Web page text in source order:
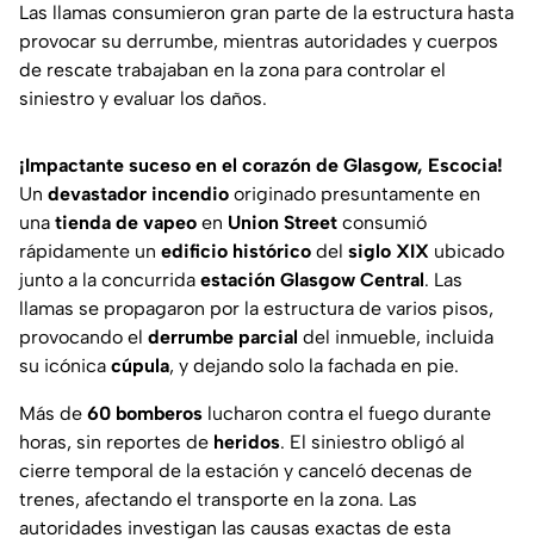
Las llamas consumieron gran parte de la estructura hasta
provocar su derrumbe, mientras autoridades y cuerpos
de rescate trabajaban en la zona para controlar el
siniestro y evaluar los daños.
¡Impactante suceso en el corazón de Glasgow, Escocia!
Un devastador incendio originado presuntamente en
una tienda de vapeo en Union Street consumió
rápidamente un edificio histórico del siglo XIX ubicado
junto a la concurrida estación Glasgow Central. Las
llamas se propagaron por la estructura de varios pisos,
provocando el derrumbe parcial del inmueble, incluida
su icónica cúpula, y dejando solo la fachada en pie.
Más de 60 bomberos lucharon contra el fuego durante
horas, sin reportes de heridos. El siniestro obligó al
cierre temporal de la estación y canceló decenas de
trenes, afectando el transporte en la zona. Las
autoridades investigan las causas exactas de esta